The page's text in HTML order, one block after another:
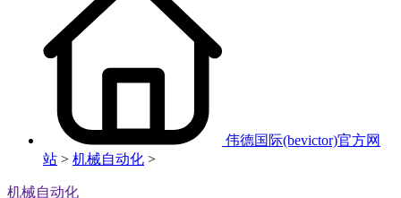
伟德国际(bevictor)官方网
站 > 机械自动化 >
机械自动化